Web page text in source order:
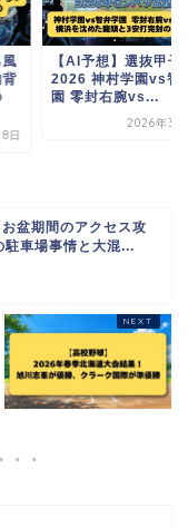
日
【AI予想】選抜甲子
2026 神村学園vs智
園 零封右腕vs...
2026年3
盆期間のアクセス攻
駐車場事情と大混...